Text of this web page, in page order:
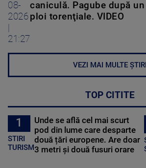
08-
2026
21:27
caniculă. Pagube după
ploi torenţiale. VIDEO
VEZI MAI MULTE ȘTIRI
TOP CITITE
1
STIRI
TURISM
Unde se află cel mai scurt
pod din lume care desparte
două țări europene. Are doar
3 metri și două fusuri orare